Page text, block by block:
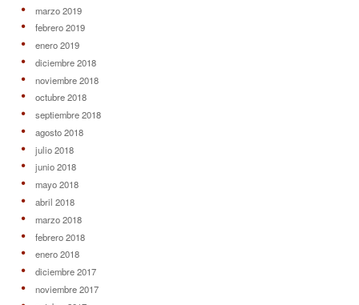
marzo 2019
febrero 2019
enero 2019
diciembre 2018
noviembre 2018
octubre 2018
septiembre 2018
agosto 2018
julio 2018
junio 2018
mayo 2018
abril 2018
marzo 2018
febrero 2018
enero 2018
diciembre 2017
noviembre 2017